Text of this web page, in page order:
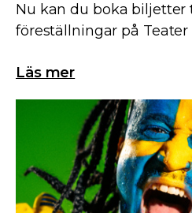
Nu kan du boka biljetter
föreställningar på Teater
Läs mer